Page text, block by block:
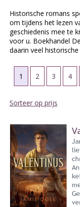
Historische romans
om tijdens het lezen
geschiedenis mee te
voor u. Boekhandel
daarin veel
1 2 3 4
Sorteer op prijs